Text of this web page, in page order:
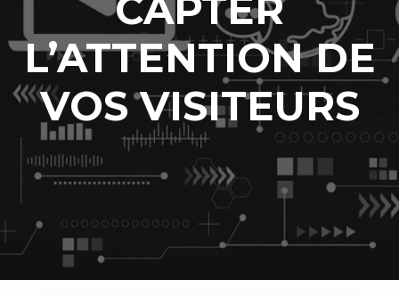
L’ATTENTION DE
VOS VISITEURS